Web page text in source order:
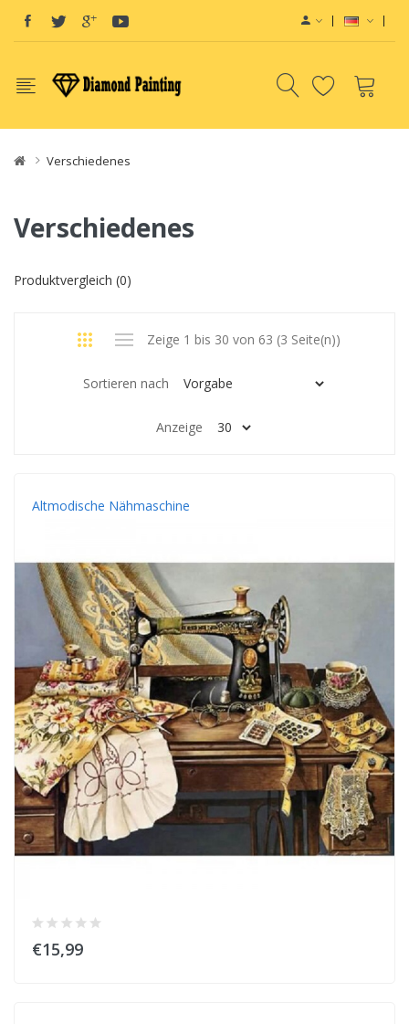
Verschiedenes
Verschiedenes
Produktvergleich (0)
Zeige 1 bis 30 von 63 (3 Seite(n))
Sortieren nach
Anzeige
Altmodische Nähmaschine
€15,99